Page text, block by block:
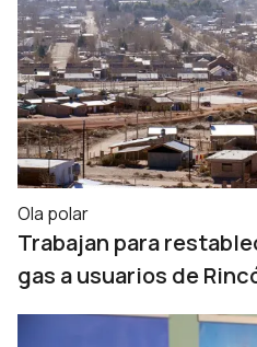
Ola polar
Trabajan para
gas a usuarios de